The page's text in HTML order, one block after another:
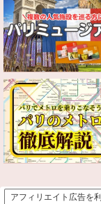
アフィリエイト広告を